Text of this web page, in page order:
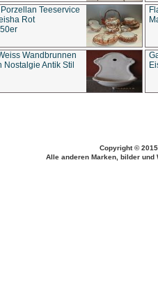
Teeservice
Rot
Wandbrunnen
Antik Stil
Copyright ©
Alle anderen Marken, bilder und